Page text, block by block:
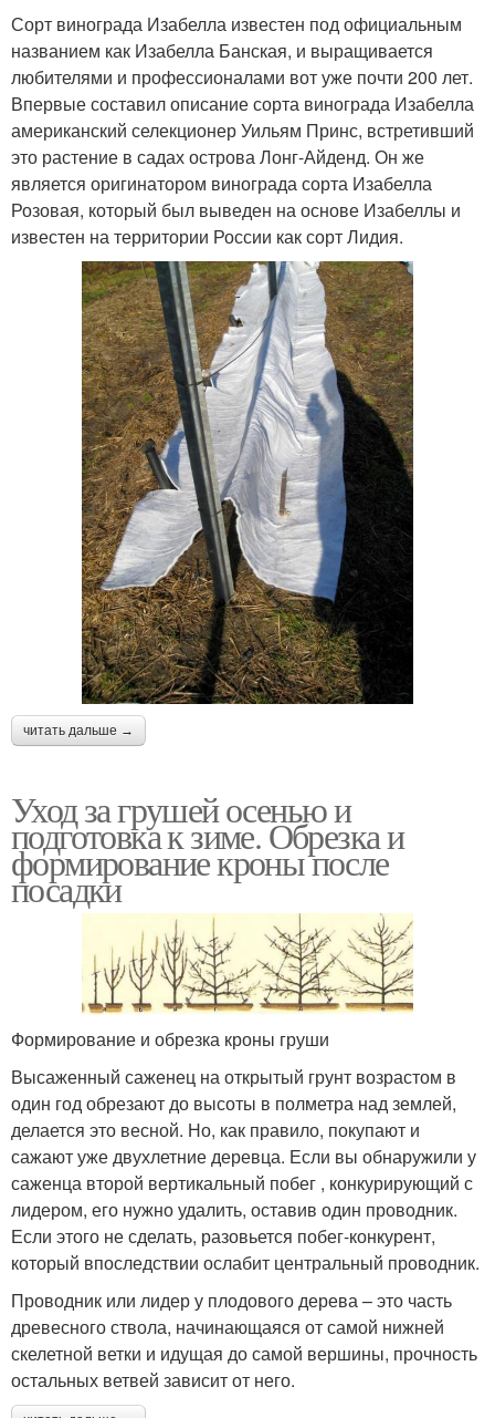
Сорт винограда Изабелла известен под официальным
названием как Изабелла Банская, и выращивается
любителями и профессионалами вот уже почти 200 лет.
Впервые составил описание сорта винограда Изабелла
американский селекционер Уильям Принс, встретивший
это растение в садах острова Лонг-Айденд. Он же
является оригинатором винограда сорта Изабелла
Розовая, который был выведен на основе Изабеллы и
известен на территории России как сорт Лидия.
читать дальше →
Уход за грушей осенью и
подготовка к зиме. Обрезка и
формирование кроны после
посадки
Формирование и обрезка кроны груши
Высаженный саженец на открытый грунт возрастом в
один год обрезают до высоты в полметра над землей,
делается это весной. Но, как правило, покупают и
сажают уже двухлетние деревца. Если вы обнаружили у
саженца второй вертикальный побег , конкурирующий с
лидером, его нужно удалить, оставив один проводник.
Если этого не сделать, разовьется побег-конкурент,
который впоследствии ослабит центральный проводник.
Проводник или лидер у плодового дерева – это часть
древесного ствола, начинающаяся от самой нижней
скелетной ветки и идущая до самой вершины, прочность
остальных ветвей зависит от него.